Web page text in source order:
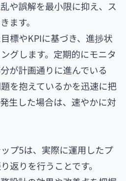
や誤解を最小限に抑え、ス
ます。
標やKPIに基づき、進捗状
グします。定期的にモニタ
が計画通りに進んでいる
を抱えているかを迅速に把
生した場合は、速やかに対
プ5は、実際に運用したプ
返りを行うことです。